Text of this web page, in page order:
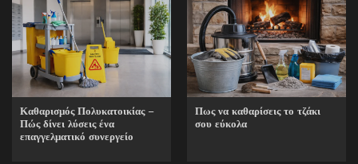
Καθαρισμός Πολυκατοικίας –
Πώς δίνει λύσεις ένα
επαγγελματικό συνεργείο
Πως να καθαρίσεις το τζάκι
σου εύκολα